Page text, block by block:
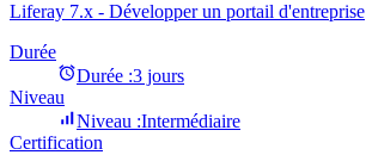
Liferay 7.x - Développer un portail d'entreprise
Durée
Durée :3 jours
Niveau
Niveau :Intermédiaire
Certification